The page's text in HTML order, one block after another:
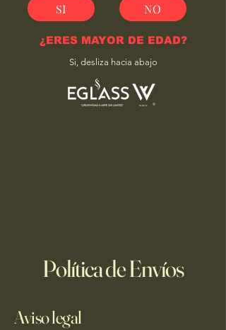
SI NO
¿ERES MAYOR DE EDAD?
Si, desliza hacia abajo
Política de Envíos
Aviso legal